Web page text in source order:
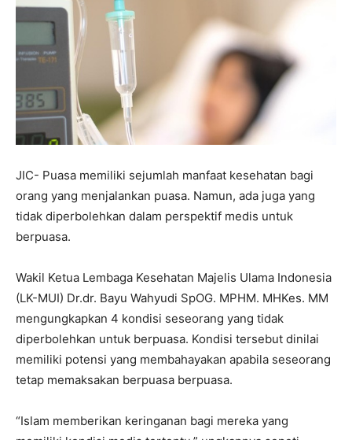
JIC- Puasa memiliki sejumlah manfaat kesehatan bagi
orang yang menjalankan puasa. Namun, ada juga yang
tidak diperbolehkan dalam perspektif medis untuk
berpuasa.
Wakil Ketua Lembaga Kesehatan Majelis Ulama Indonesia
(LK-MUI) Dr.dr. Bayu Wahyudi SpOG. MPHM. MHKes. MM
mengungkapkan 4 kondisi seseorang yang tidak
diperbolehkan untuk berpuasa. Kondisi tersebut dinilai
memiliki potensi yang membahayakan apabila seseorang
tetap memaksakan berpuasa berpuasa.
“Islam memberikan keringanan bagi mereka yang